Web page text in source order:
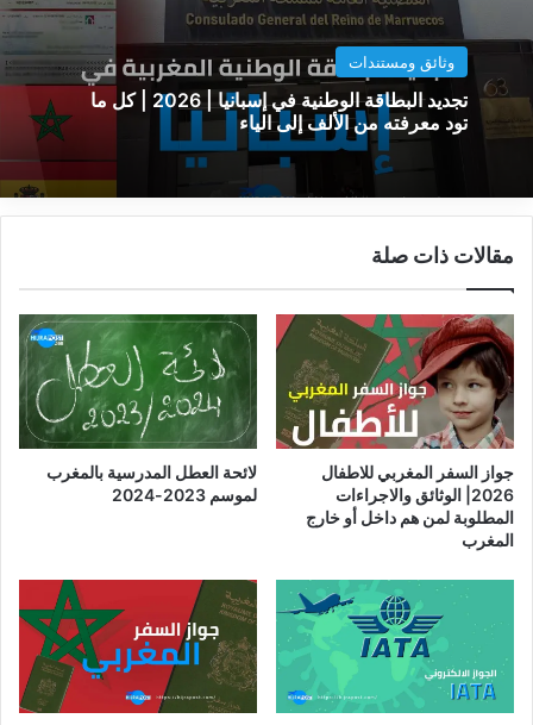
وثائق ومستندات
تجديد البطاقة الوطنية في إسبانيا | 2026 | كل ما
تود معرفته من الألف إلى الياء
مقالات ذات صلة
جواز السفر المغربي للاطفال
2026| الوثائق والاجراءات
المطلوبة لمن هم داخل أو خارج
المغرب
لائحة العطل المدرسية بالمغرب
لموسم 2023-2024